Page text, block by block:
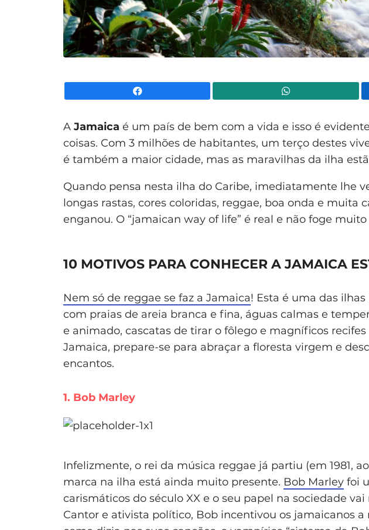
A Jamaica é um país de bem com a vida e isso é
coisas. Com 3 milhões de habitantes, um terço destes
é também a maior cidade, mas as maravilhas da ilha
Quando pensa nesta ilha do Caribe, imediatamente lhe
longas rastas, cores coloridas, reggae, boa onda e muita
enganou. O “jamaican way of life” é real e não foge
10 MOTIVOS PARA CONHECER A JAMAICA
Nem só de reggae se faz a Jamaica! Esta é uma das
com praias de areia branca e fina, águas calmas e
e animado, cascatas de tirar o fôlego e magníficos
Jamaica, prepare-se para abraçar a floresta virgem e
encantos.
1. Bob Marley
Infelizmente, o rei da música reggae já partiu (em 1981,
marca na ilha está ainda muito presente. Bob Marley foi
carismáticos do século XX e o seu papel na sociedade
Cantor e ativista político, Bob incentivou os jamaicanos a